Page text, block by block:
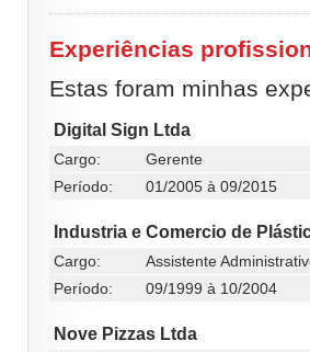
Experiências
Estas foram minhas
Digital Sign Ltda
Cargo:
Gerente
Período:
01/2005 à 09/2015
Industria e Comercio de
Cargo:
Assistente
Período:
09/1999 à 10/2004
Nove Pizzas Ltda